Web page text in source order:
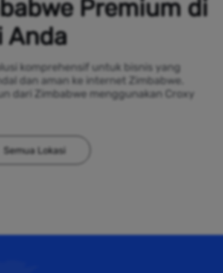
Premium di
Anda
komprehensif untuk bisnis yang
dan aman ke internet Zimbabwe.
dari Zimbabwe menggunakan Croxy
Semua Lokasi